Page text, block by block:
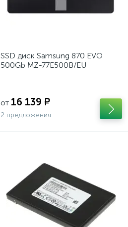
SSD диск Samsung 870 EVO
500Gb MZ-77E500B/EU
от 16 139 ₽
2 предложения